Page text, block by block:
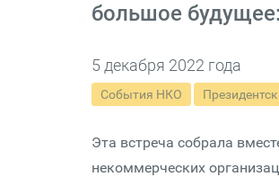
большое
5 декабря 2022 года
События НКО
Эта встреча собрала
некоммерческих